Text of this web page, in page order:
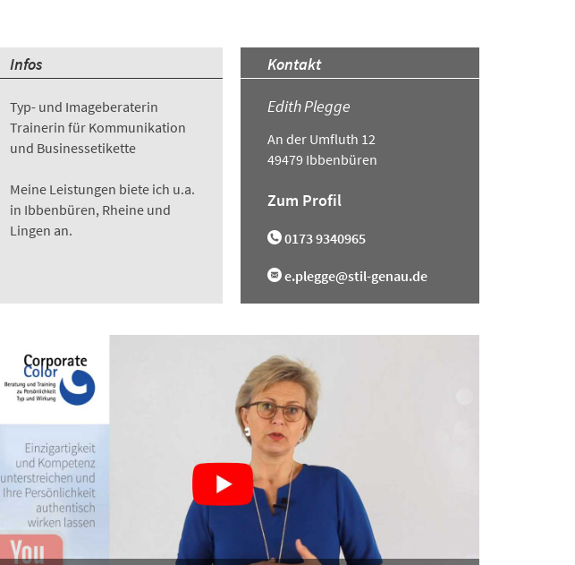
Infos
Typ- und Imageberaterin
Trainerin für Kommunikation
und Businessetikette
Meine Leistungen biete ich u.a.
in Ibbenbüren, Rheine und
Lingen an.
Kontakt
Edith Plegge
An der Umfluth 12
49479 Ibbenbüren
Zum Profil
0173 9340965
e.plegge@stil-genau.de